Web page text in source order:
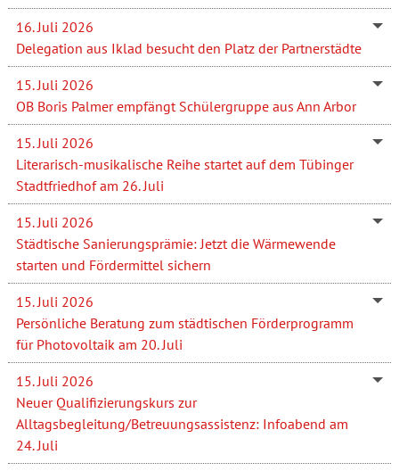
16. Juli 2026
Delegation aus Iklad besucht den Platz der Partnerstädte
15. Juli 2026
OB Boris Palmer empfängt Schülergruppe aus Ann Arbor
15. Juli 2026
Literarisch-musikalische Reihe startet auf dem Tübinger
Stadtfriedhof am 26. Juli
15. Juli 2026
Städtische Sanierungsprämie: Jetzt die Wärmewende
starten und Fördermittel sichern
15. Juli 2026
Persönliche Beratung zum städtischen Förderprogramm
für Photovoltaik am 20. Juli
15. Juli 2026
Neuer Qualifizierungskurs zur
Alltagsbegleitung/Betreuungsassistenz: Infoabend am
24. Juli